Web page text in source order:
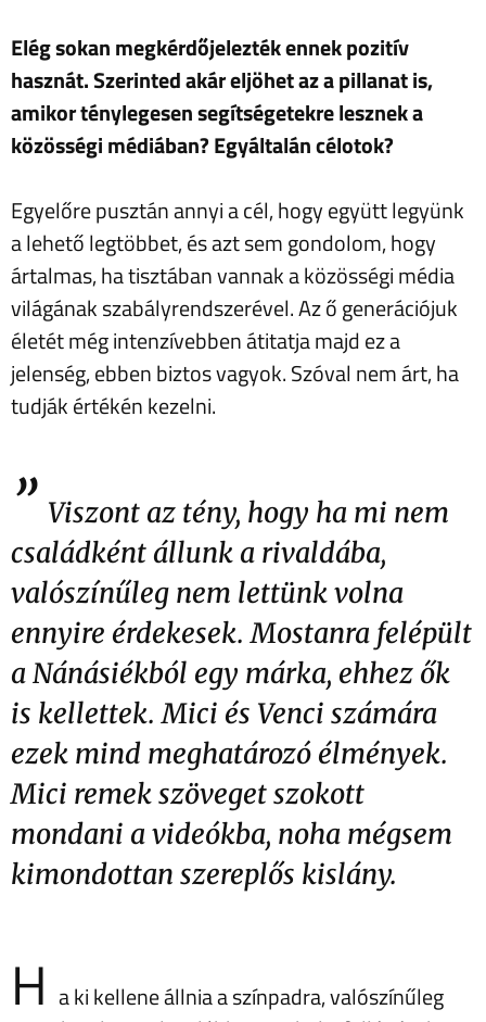
Elég sokan megkérdőjelezték ennek pozitív
hasznát. Szerinted akár eljöhet az a pillanat is,
amikor ténylegesen segítségetekre lesznek a
közösségi médiában? Egyáltalán célotok?
Egyelőre pusztán annyi a cél, hogy együtt legyünk
a lehető legtöbbet, és azt sem gondolom, hogy
ártalmas, ha tisztában vannak a közösségi média
világának szabályrendszerével. Az ő generációjuk
életét még intenzívebben átitatja majd ez a
jelenség, ebben biztos vagyok. Szóval nem árt, ha
tudják értékén kezelni.
” Viszont az tény, hogy ha mi nem
családként állunk a rivaldába,
valószínűleg nem lettünk volna
ennyire érdekesek. Mostanra felépült
a Nánásiékból egy márka, ehhez ők
is kellettek. Mici és Venci számára
ezek mind meghatározó élmények.
Mici remek szöveget szokott
mondani a videókba, noha mégsem
kimondottan szereplős kislány.
H a ki kellene állnia a színpadra, valószínűleg